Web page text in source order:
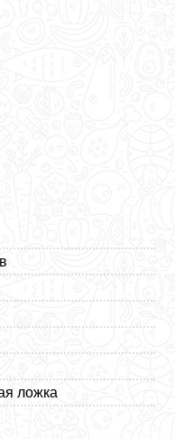
ложка